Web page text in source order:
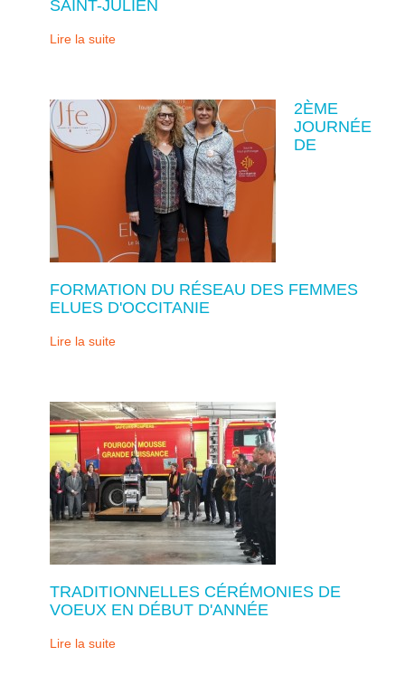
SAINT-JULIEN
Lire la suite
2ÈME
JOURNÉE
DE
FORMATION DU RÉSEAU DES FEMMES
ELUES D'OCCITANIE
Lire la suite
TRADITIONNELLES CÉRÉMONIES DE
VOEUX EN DÉBUT D'ANNÉE
Lire la suite